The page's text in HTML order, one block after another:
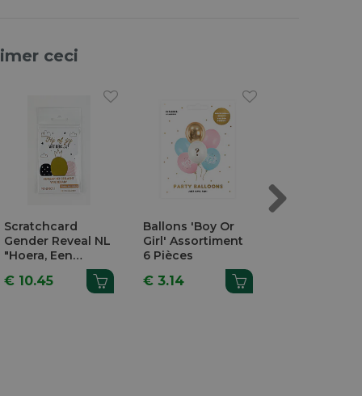
ceci
Scratchcard
Gender Reveal NL
"Hoera, Een
Meisje" 10 Pièces
€ 10.45
Ballons 'Boy Or
Girl' Assortiment
6 Pièces
€ 3.14